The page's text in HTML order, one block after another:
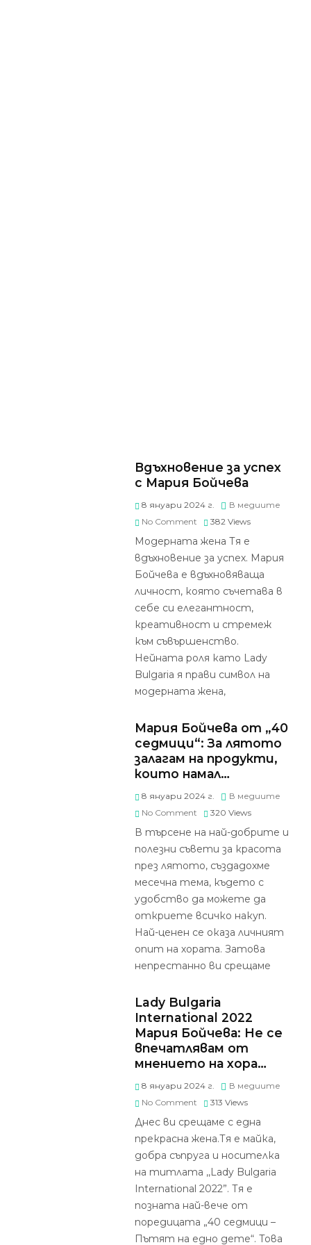
Вдъхновение за успех
с Мария Бойчева
8 януари 2024 г.
В медиите
No Comment
382Views
Модерната жена Тя е
вдъхновение за успех. Мария
Бойчева е вдъхновяваща
личност, която съчетава в
себе си елегантност,
креативност и стремеж
към съвършенство.
Нейната роля като Lady
Bulgaria я прави символ на
модерната жена,
Мария Бойчева от „40
седмици“: За лятото
залагам на продукти,
които намал…
8 януари 2024 г.
В медиите
No Comment
320Views
В търсене на най-добрите и
полезни съвети за красота
през лятото, създадохме
месечна тема, където с
удобство да можете да
откриете всичко накуп.
Най-ценен се оказа личният
опит на хората. Затова
непрестанно ви срещаме
Lady Bulgaria
International 2022
Мария Бойчева: Не се
впечатлявам от
мнението на хора…
8 януари 2024 г.
В медиите
No Comment
313Views
Днес ви срещаме с една
прекрасна жена.Тя е майка,
добра съпруга и носителка
на титлата ,,Lady Bulgaria
International 2022”. Тя е
позната най-вече от
поредицата „40 седмици –
Пътят на едно дете“. Това